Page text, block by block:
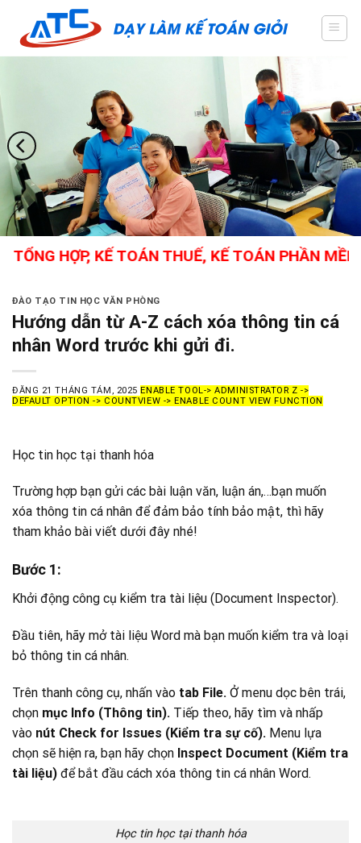
content
HỢP, KẾ TOÁN THUẾ, KẾ TOÁN PHẦN MỀM,
ĐÀO TẠO TIN HỌC VĂN PHÒNG
Hướng dẫn từ A-Z cách xóa thông tin cá
nhân Word trước khi gửi đi.
ĐĂNG 21 THÁNG TÁM, 2025 ENABLE TOOL-> ADMINISTRATOR Z ->
DEFAULT OPTION -> COUNTVIEW -> ENABLE COUNT VIEW FUNCTION
Học tin học tại thanh hóa
Trường hợp bạn gửi các bài luận văn, luận án,…bạn muốn
xóa thông tin cá nhân để đảm bảo tính bảo mật, thì hãy
tham khảo bài viết dưới đây nhé!
Bước 1:
Khởi động công cụ kiểm tra tài liệu (Document Inspector).
Đầu tiên, hãy mở tài liệu Word mà bạn muốn kiểm tra và loại
bỏ thông tin cá nhân.
Trên thanh công cụ, nhấn vào tab File. Ở menu dọc bên trái,
chọn mục Info (Thông tin). Tiếp theo, hãy tìm và nhấp
vào nút Check for Issues (Kiểm tra sự cố). Menu lựa
chọn sẽ hiện ra, bạn hãy chọn Inspect Document (Kiểm tra
tài liệu) để bắt đầu cách xóa thông tin cá nhân Word.
Học tin học tại thanh hóa